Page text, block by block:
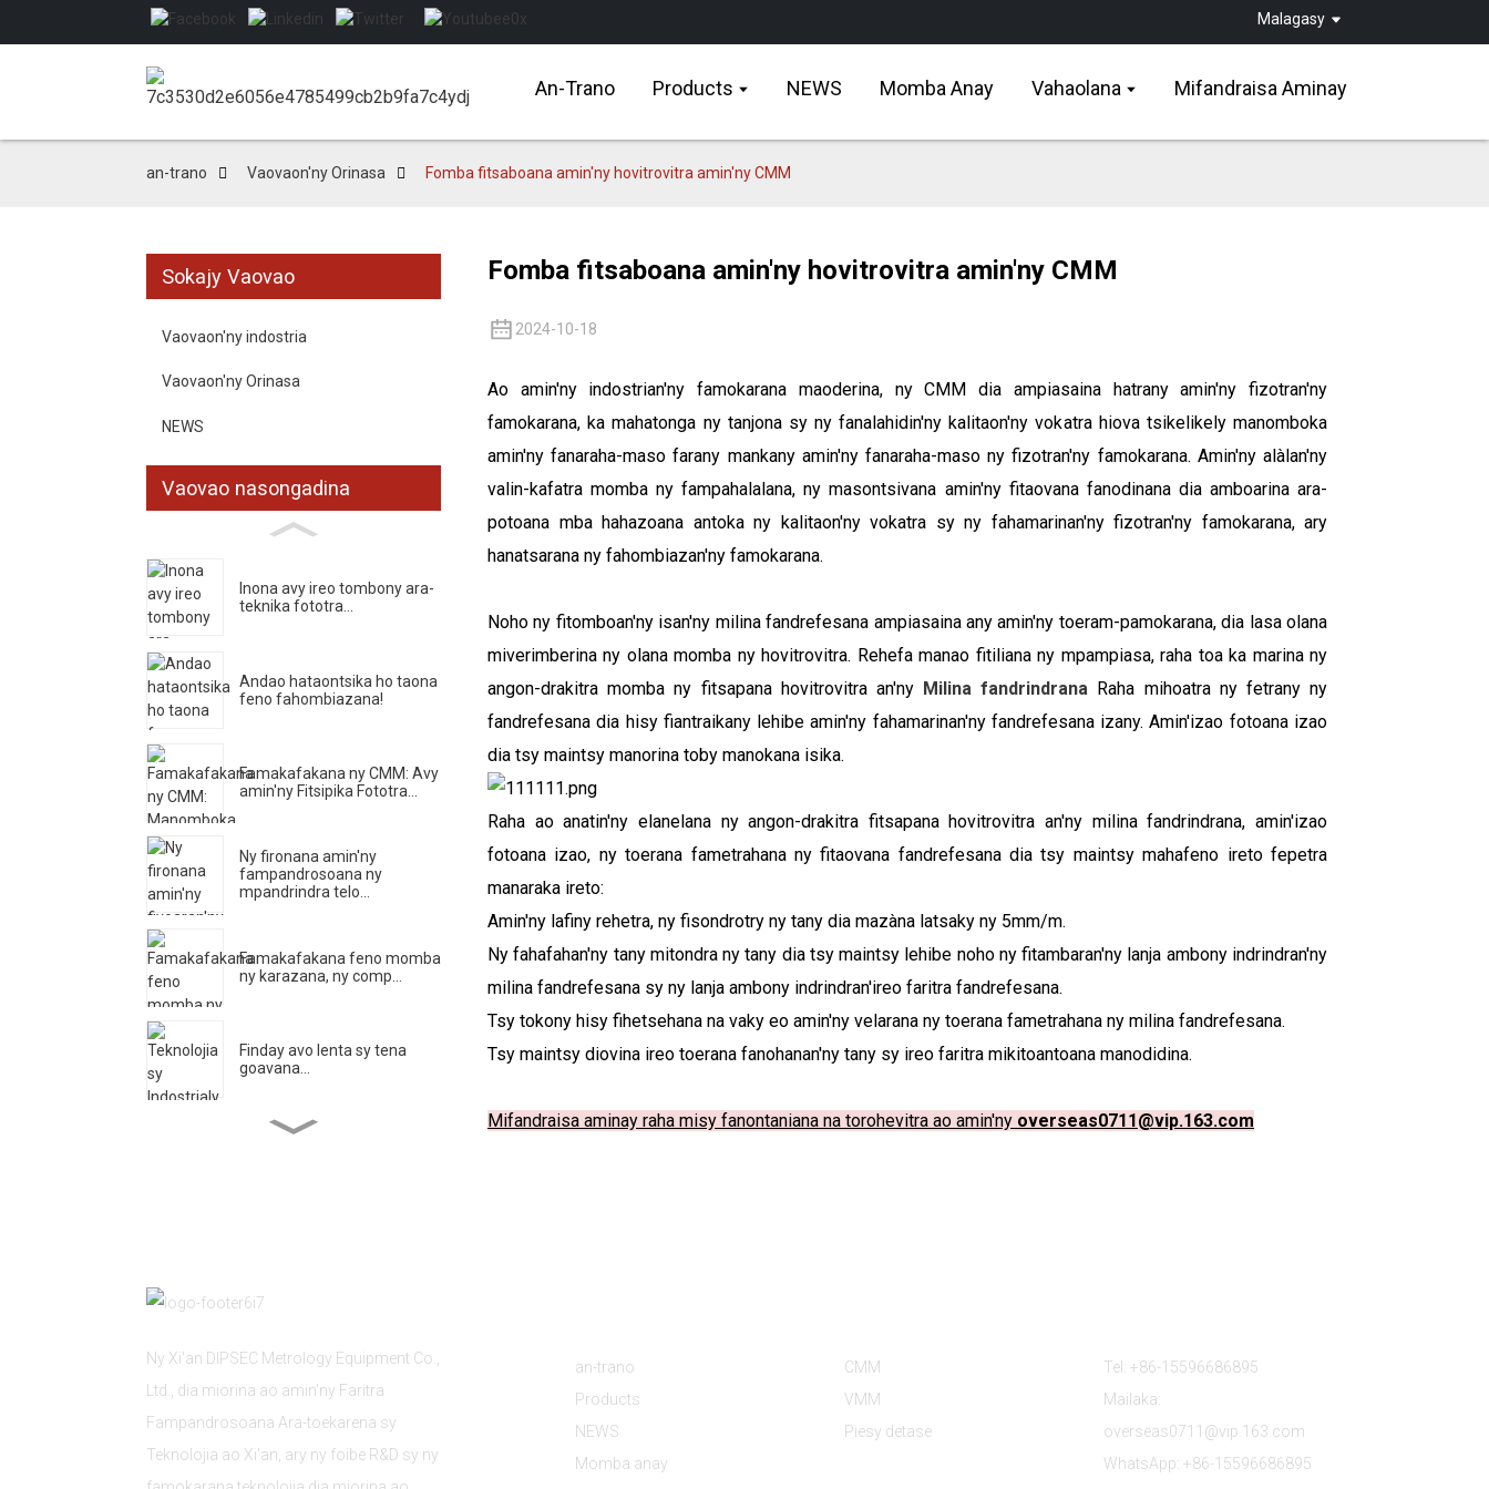
Malagasy
An-Trano Products NEWS Momba Anay Vahaolana Mifandraisa Aminay
an-trano Vaovaon'ny Orinasa Fomba fitsaboana amin'ny hovitrovitra amin'ny CMM
Sokajy Vaovao
Vaovaon'ny indostria
Vaovaon'ny Orinasa
NEWS
Vaovao nasongadina
Inona avy ireo tombony ara-
teknika fototra...
Andao hataontsika ho taona
feno fahombiazana!
Famakafakana ny CMM: Avy
amin'ny Fitsipika Fototra...
Ny fironana amin'ny
fampandrosoana ny
mpandrindra telo...
Famakafakana feno momba
ny karazana, ny comp...
Finday avo lenta sy tena
goavana...
DIPSEC...
Ny fampiharana ny Probe
Fomba fitsaboana amin'ny hovitrovitra amin'ny CMM
2024-10-18
Ao amin'ny indostrian'ny famokarana maoderina, ny CMM dia ampiasaina hatrany amin'ny fizotran'ny
famokarana, ka mahatonga ny tanjona sy ny fanalahidin'ny kalitaon'ny vokatra hiova tsikelikely manomboka
amin'ny fanaraha-maso farany mankany amin'ny fanaraha-maso ny fizotran'ny famokarana. Amin'ny alàlan'ny
valin-kafatra momba ny fampahalalana, ny masontsivana amin'ny fitaovana fanodinana dia amboarina ara-
potoana mba hahazoana antoka ny kalitaon'ny vokatra sy ny fahamarinan'ny fizotran'ny famokarana, ary
hanatsarana ny fahombiazan'ny famokarana.
Noho ny fitomboan'ny isan'ny milina fandrefesana ampiasaina any amin'ny toeram-pamokarana, dia lasa olana
miverimberina ny olana momba ny hovitrovitra. Rehefa manao fitiliana ny mpampiasa, raha toa ka marina ny
angon-drakitra momba ny fitsapana hovitrovitra an'ny Milina fandrindrana Raha mihoatra ny fetrany ny
fandrefesana dia hisy fiantraikany lehibe amin'ny fahamarinan'ny fandrefesana izany. Amin'izao fotoana izao
dia tsy maintsy manorina toby manokana isika.
Raha ao anatin'ny elanelana ny angon-drakitra fitsapana hovitrovitra an'ny milina fandrindrana, amin'izao
fotoana izao, ny toerana fametrahana ny fitaovana fandrefesana dia tsy maintsy mahafeno ireto fepetra
manaraka ireto:
Amin'ny lafiny rehetra, ny fisondrotry ny tany dia mazàna latsaky ny 5mm/m.
Ny fahafahan'ny tany mitondra ny tany dia tsy maintsy lehibe noho ny fitambaran'ny lanja ambony indrindran'ny
milina fandrefesana sy ny lanja ambony indrindran'ireo faritra fandrefesana.
Tsy tokony hisy fihetsehana na vaky eo amin'ny velarana ny toerana fametrahana ny milina fandrefesana.
Tsy maintsy diovina ireo toerana fanohanan'ny tany sy ireo faritra mikitoantoana manodidina.
Mifandraisa aminay raha misy fanontaniana na torohevitra ao amin'ny overseas0711@vip.163.com
Ny Xi'an DIPSEC Metrology Equipment Co.,
Ltd., dia miorina ao amin'ny Faritra
Fampandrosoana Ara-toekarena sy
Teknolojia ao Xi'an, ary ny foibe R&D sy ny
an-trano
Products
NEWS
Momba anay
CMM
VMM
Piesy detase
Tel: +86-15596686895
Mailaka:
overseas0711@vip.163.com
WhatsApp: +86-15596686895